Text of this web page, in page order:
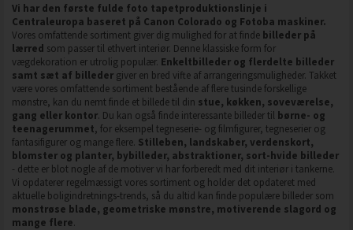
Vi har den første fulde foto tapetproduktionslinje i
Centraleuropa baseret på Canon Colorado og Fotoba maskiner.
Vores omfattende sortiment giver dig mulighed for at finde billeder på
lærred som passer til ethvert interiør. Denne klassiske form for
vægdekoration er utrolig populær. Enkeltbilleder og flerdelte billeder
samt sæt af billeder giver en bred vifte af arrangeringsmuligheder. Takket
være vores omfattende sortiment bestående af flere tusinde forskellige
mønstre, kan du nemt finde et billede til din stue, køkken, soveværelse,
gang eller kontor. Du kan også finde interessante billeder til børne- og
teenagerummet, for eksempel tegneserie- og filmfigurer, tegneserier og
fantasifigurer og mange flere. Stilleben, landskaber, verdenskort,
blomster og planter, bybilleder, abstraktioner, sort-hvide billeder
- dette er blot nogle af de motiver vi har forberedt med dit interiør i tankerne.
Vi opdaterer regelmæssigt vores sortiment og holder det opdateret med
aktuelle boligindretnings-trends, så du altid kan finde populære billeder som
monstrøse blade, geometriske mønstre, motiverende slagord og
mange flere.